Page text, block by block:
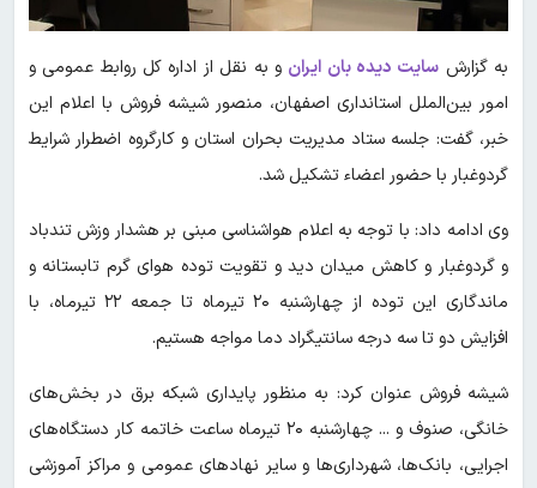
به گزارش سایت دیده بان ایران و به نقل از اداره کل روابط عمومی و
امور بین‌الملل استانداری اصفهان، منصور شیشه فروش با اعلام این
خبر، گفت: جلسه ستاد مدیریت بحران استان و کارگروه اضطرار شرایط
گردوغبار با حضور اعضاء تشکیل شد.
وی ادامه داد: با توجه به اعلام هواشناسی مبنی بر هشدار وزش تندباد
و گردوغبار و کاهش میدان دید و تقویت توده هوای گرم تابستانه و
ماندگاری این توده از چهارشنبه ۲۰ تیرماه تا جمعه ۲۲ تیرماه، با
افزایش دو تا سه درجه سانتیگراد دما مواجه هستیم.
شیشه فروش عنوان کرد: به منظور پایداری شبکه برق در بخش‌های
خانگی، صنوف و ... چهارشنبه ۲۰ تیرماه ساعت خاتمه کار دستگاه‌های
اجرایی، بانک‌ها، شهرداری‌ها و سایر نهادهای عمومی و مراکز آموزشی